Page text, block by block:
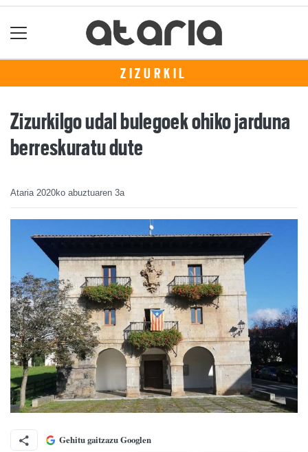
ZIZURKIL
Zizurkilgo udal bulegoek ohiko jarduna
berreskuratu dute
Ataria 2020ko abuztuaren 3a
Gehitu gaitzazu Googlen